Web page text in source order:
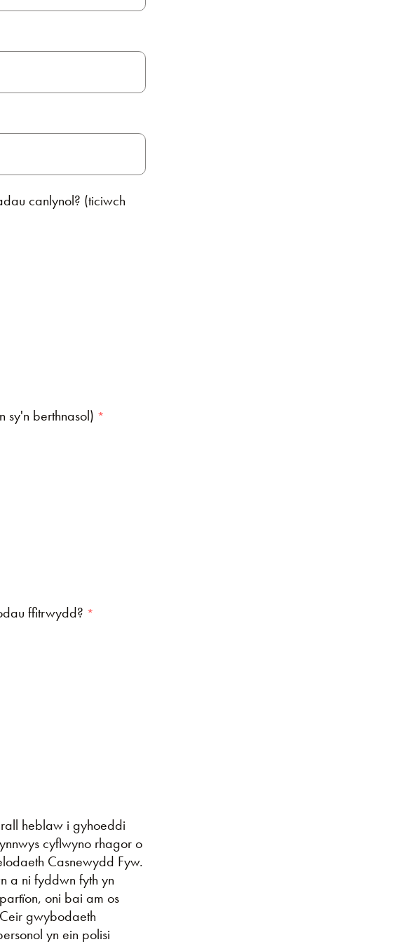
canlynol? (ticiwch
sy'n berthnasol)
ffitrwydd?
heblaw i gyhoeddi
cyflwyno rhagor o
Casnewydd Fyw.
a ni fyddwn fyth yn
oni bai am os
gwybodaeth
yn ein polisi